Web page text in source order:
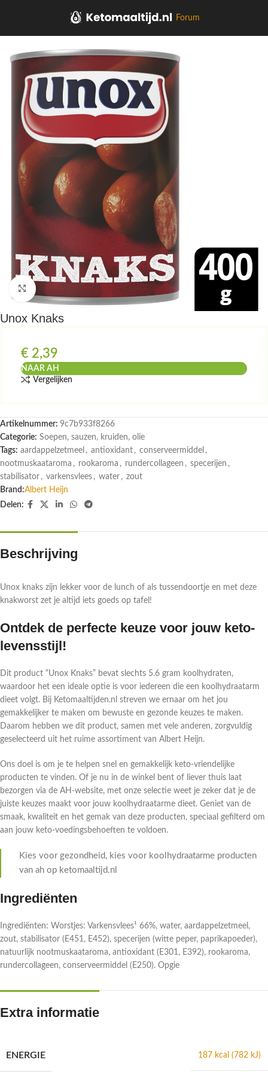
Forum
Klik om te vergroten
Unox Knaks
€ 2,39
NAAR AH
Vergelijken
Artikelnummer: 9c7b933f8266
Categorie: Soepen, sauzen, kruiden, olie
Tags: aardappelzetmeel , antioxidant , conserveermiddel ,
nootmuskaataroma , rookaroma , rundercollageen , specerijen ,
stabilisator , varkensvlees , water , zout
Brand:Albert Heijn
Delen:
Beschrijving
Unox knaks zijn lekker voor de lunch of als tussendoortje en met deze
knakworst zet je altijd iets goeds op tafel!
Ontdek de perfecte keuze voor jouw keto-
levensstijl!
Dit product “Unox Knaks” bevat slechts 5.6 gram koolhydraten,
waardoor het een ideale optie is voor iedereen die een koolhydraatarm
dieet volgt. Bij Ketomaaltijden.nl streven we ernaar om het jou
gemakkelijker te maken om bewuste en gezonde keuzes te maken.
Daarom hebben we dit product, samen met vele anderen, zorgvuldig
geselecteerd uit het ruime assortiment van Albert Heijn.
Ons doel is om je te helpen snel en gemakkelijk keto-vriendelijke
producten te vinden. Of je nu in de winkel bent of liever thuis laat
bezorgen via de AH-website, met onze selectie weet je zeker dat je de
juiste keuzes maakt voor jouw koolhydraatarme dieet. Geniet van de
smaak, kwaliteit en het gemak van deze producten, speciaal gefilterd om
aan jouw keto-voedingsbehoeften te voldoen.
Kies voor gezondheid, kies voor koolhydraatarme producten
van ah op ketomaaltijd.nl
Ingrediënten
Ingrediënten: Worstjes: Varkensvlees¹ 66%, water, aardappelzetmeel,
zout, stabilisator (E451, E452), specerijen (witte peper, paprikapoeder),
natuurlijk nootmuskaataroma, antioxidant (E301, E392), rookaroma,
rundercollageen, conserveermiddel (E250). Opgie
Extra informatie
ENERGIE 187 kcal (782 kJ)